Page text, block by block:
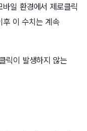
일 환경에서 제로클릭
이 수치는 계속
릭이 발생하지 않는